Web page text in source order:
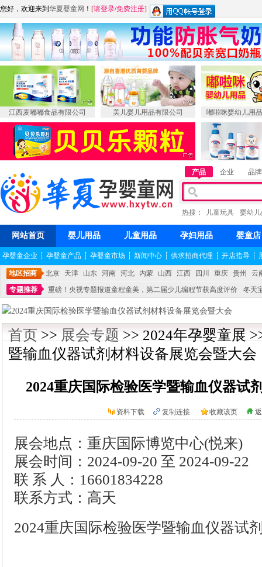
您好，欢迎来到 华夏婴童网 ！ [请登录/免费注册]
江西麦嘟嘟食品有限公司 美儿婴儿用品有限公司 嘟啦咪婴幼儿用
产品 企业 品牌
热搜： 儿童玩具 婴幼
网站首页 婴儿用品 儿童用品 孕妇用品 婴童店
孕婴童企业 ┆ 孕婴童产品 ┆ 孕婴童市场 ┆ 新闻中心 ┆ 供求招商代理 ┆ 开店指导 ┆
地区招商 北京 天津 山东 河南 河北 内蒙 山西 江西 四川 重庆 贵州
云
专题推荐
重磅！央视专题报道童程童美，第二届少儿编程节获高度评价
冬天
不能再单纯地销售产品,而要向增强服务转型,毕竟母婴产品比较特殊。”
首页 >> 展会专题 >> 2024年孕婴童展
暨输血仪器试剂材料设备展览会暨大会
2024重庆国际检验医学暨输血仪器试
资料下载 复制连接 收藏该页
展会地点：重庆国际博览中心(悦来)
展会时间：2024-09-20 至 2024-09-22
联 系 人：16601834228
联系方式：高天
2024重庆国际检验医学暨输血仪器试